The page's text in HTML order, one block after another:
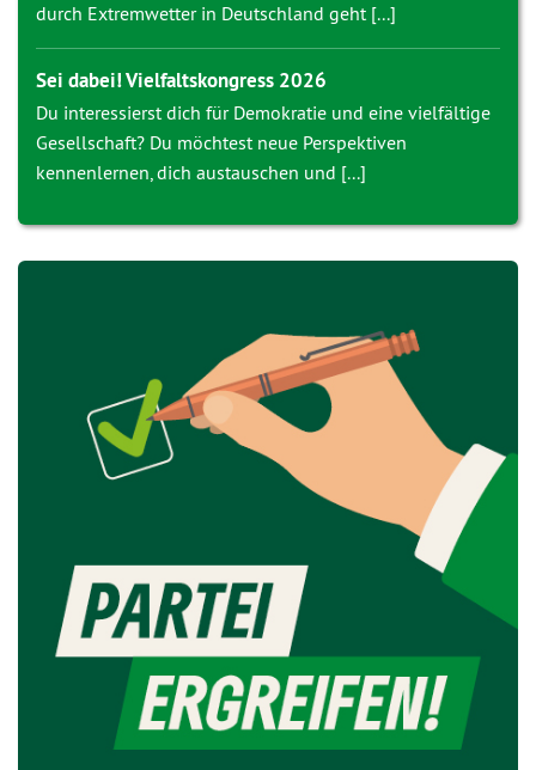
durch Extremwetter in Deutschland geht [...]
Sei dabei! Vielfaltskongress 2026
Du interessierst dich für Demokratie und eine vielfältige
Gesellschaft? Du möchtest neue Perspektiven
kennenlernen, dich austauschen und [...]